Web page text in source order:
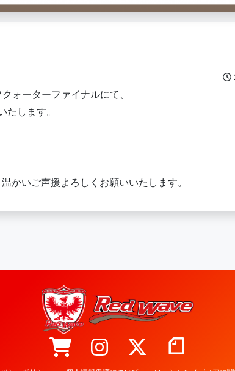
ォーターファイナルにて、
たします。
かいご声援よろしくお願いいたします。